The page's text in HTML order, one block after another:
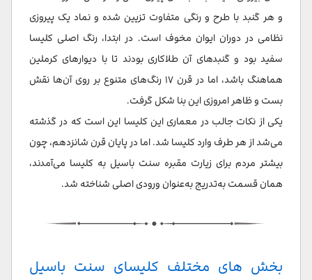
و هر گنبد با طرح و رنگی متفاوت تزیین شده و نماد یک پیروزی
نظامی در دوران ایوان مخوف است. در ابتدا، رنگ اصلی کلیسا
سفید بود و گنبدهای آن طلاکاری بودند تا با دیوارهای کرملین
هماهنگ باشد، اما در قرن ۱۷ رنگ‌های متنوع بر روی آن‌ها نقش
بست و ظاهر امروزی این بنا شکل گرفت.
یکی از نکات جالب در معماری این کلیسا این است که در گذشته
می‌شد از هر طرف وارد کلیسا شد. اما در پایان قرن شانزدهم، چون
بیشتر مردم برای زیارت مقبره سنت باسیل به کلیسا می‌آمدند،
همان قسمت به‌تدریج به‌عنوان ورودی اصلی شناخته شد.
بخش های مختلف کلیسای سنت باسیل